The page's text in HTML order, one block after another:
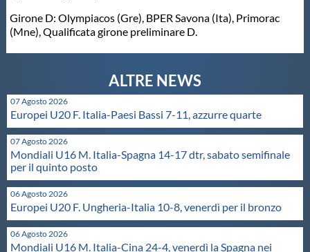
Girone D: Olympiacos (Gre), BPER Savona (Ita), Primorac
(Mne), Qualificata girone preliminare D.
07 Agosto 2026
Europei U20 F. Italia-Paesi Bassi 7-11, azzurre quarte
07 Agosto 2026
Mondiali U16 M. Italia-Spagna 14-17 dtr, sabato semifinale
per il quinto posto
06 Agosto 2026
Europei U20 F. Ungheria-Italia 10-8, venerdì per il bronzo
06 Agosto 2026
Mondiali U16 M. Italia-Cina 24-4, venerdì la Spagna nei